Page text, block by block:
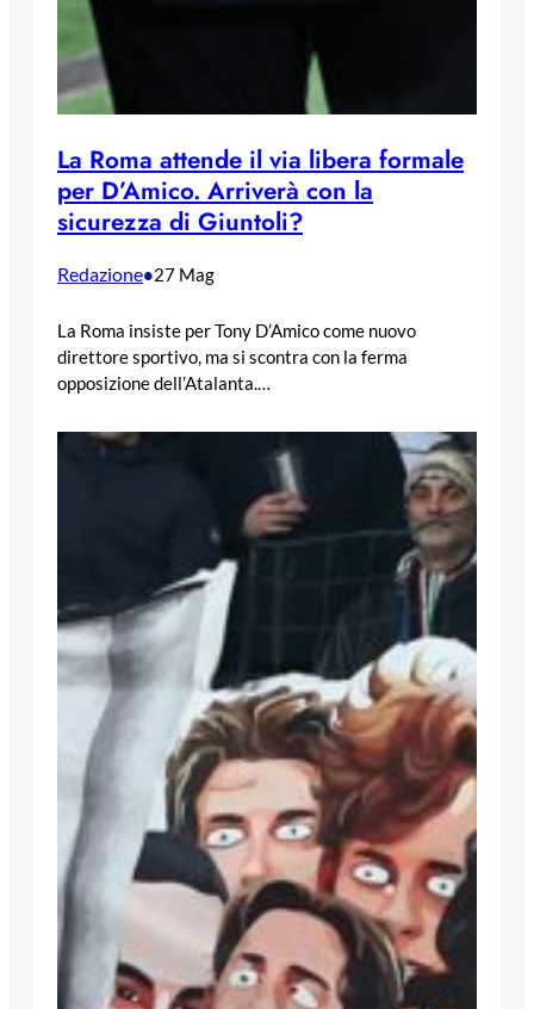
La Roma attende il via libera formale
per D’Amico. Arriverà con la
sicurezza di Giuntoli?
Redazione•27 Mag
La Roma insiste per Tony D’Amico come nuovo
direttore sportivo, ma si scontra con la ferma
opposizione dell’Atalanta.…